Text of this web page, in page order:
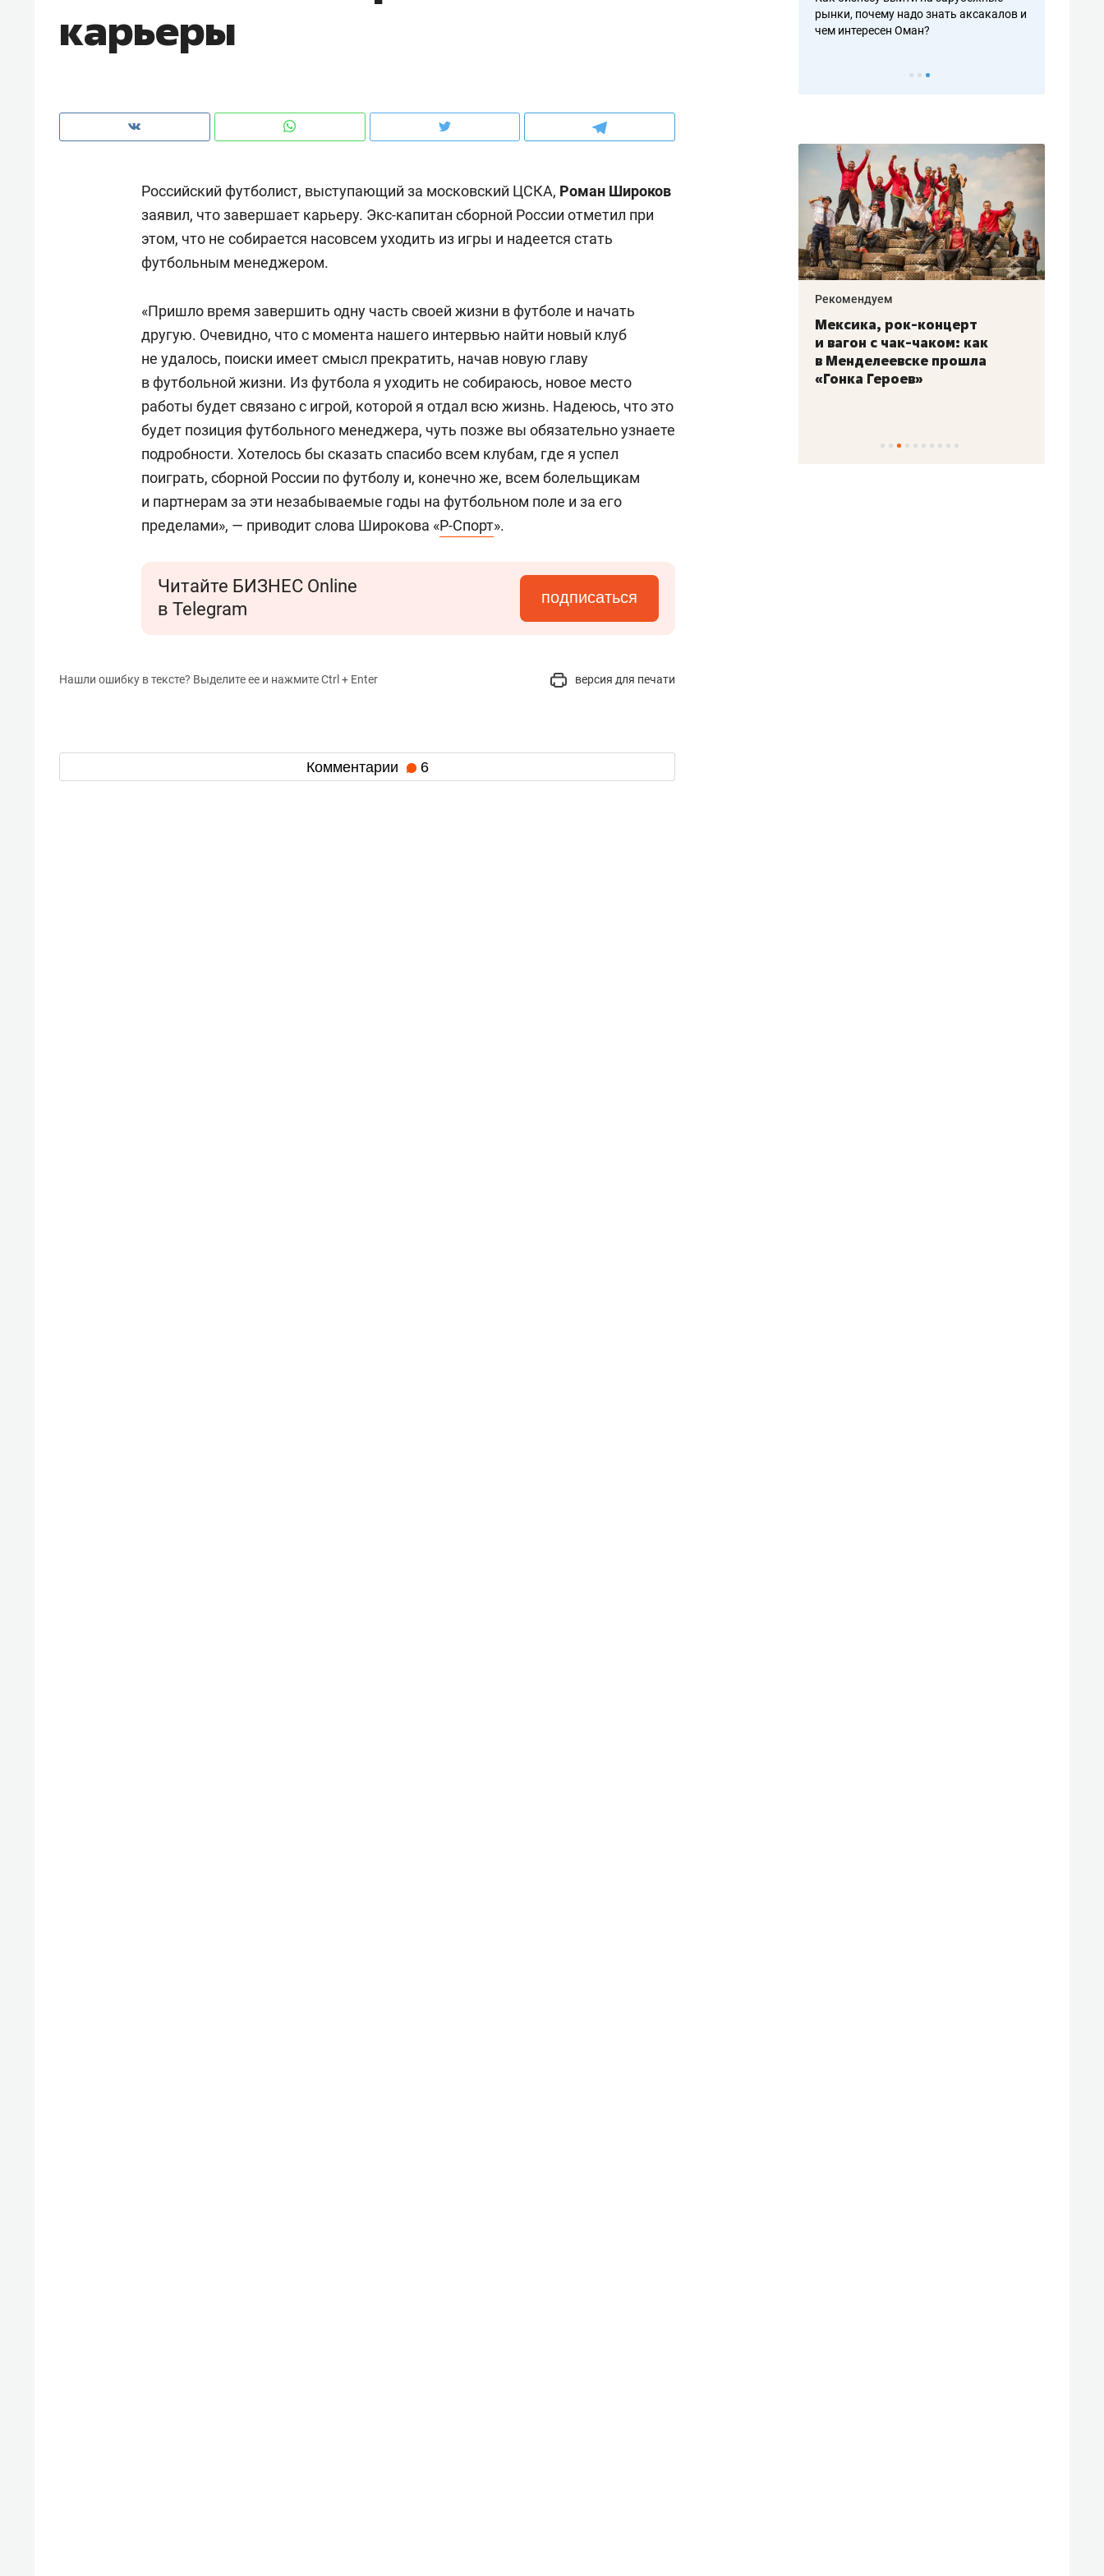
карьеры
Российский футболист, выступающий за московский ЦСКА, Роман Широков
заявил, что завершает карьеру. Экс-капитан сборной России отметил при
этом, что не собирается насовсем уходить из игры и надеется стать
футбольным менеджером.
«Пришло время завершить одну часть своей жизни в футболе и начать
другую. Очевидно, что с момента нашего интервью найти новый клуб
не удалось, поиски имеет смысл прекратить, начав новую главу
в футбольной жизни. Из футбола я уходить не собираюсь, новое место
работы будет связано с игрой, которой я отдал всю жизнь. Надеюсь, что это
будет позиция футбольного менеджера, чуть позже вы обязательно узнаете
подробности. Хотелось бы сказать спасибо всем клубам, где я успел
поиграть, сборной России по футболу и, конечно же, всем болельщикам
и партнерам за эти незабываемые годы на футбольном поле и за его
пределами», — приводит слова Широкова «Р-Спорт».
Читайте БИЗНЕС Online
в Telegram
подписаться
Нашли ошибку в тексте? Выделите ее и нажмите Ctrl + Enter версия для печати
Комментарии 6
чем интересен Оман?
рынки, почему надо знать аксакалов и
чем интересен Оман?
Как ГК «МИР ГРУПП» и ВТБ
создают оазис жилого
комфорта под Казанью
150 камер до квартиры и Face
ID вместо ключа: какой будет
безопасность в ЖК «Нова»
Опыт выживания в дикой
природе, работа
с ментальным и физическим
состоянием как основа
Рекомендуем
Мексика, рок-концерт
и вагон с чак-чаком: как
в Менделеевске прошла
«Гонка Героев»